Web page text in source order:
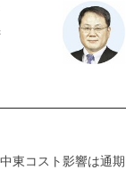
東コスト影響は通